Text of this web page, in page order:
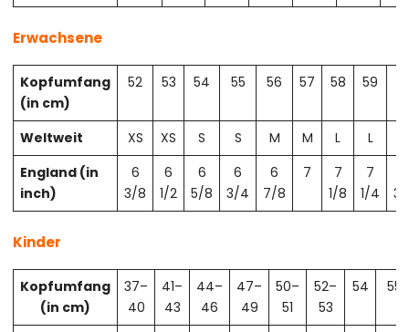
Erwachsene
Kopfumfang
(in cm)
52 53 54 55 56 57 58 59
Weltweit XS XS S S M M L L
England (in
inch)
6
3/8
6
1/2
6
5/8
6
3/4
6
7/8
7
7
1/8
7
1/4
Kinder
Kopfumfang
(in cm)
37–
40
41–
43
44–
46
47–
49
50–
51
52–
53
54 55